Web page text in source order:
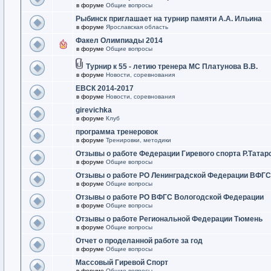
в форуме Общие вопросы
Рыбинск приглашает на турнир памяти А.А. Ильина
в форуме Ярославская область
Факел Олимпиады 2014
в форуме Общие вопросы
Турнир к 55 - летию тренера МС Платунова В.В.
в форуме Новости, соревнования
ЕВСК 2014-2017
в форуме Новости, соревнования
girevichka
в форуме Клуб
программа тренеровок
в форуме Тренировки, методики
Отзывы о работе Федерации Гиревого спорта
в форуме Общие вопросы
Отзывы о работе РО Ленинградской Федерации ВФГС
в форуме Общие вопросы
Отзывы о работе РО ВФГС Вологодской Федерации
в форуме Общие вопросы
Отзывы о работе Региональной Федерации Тюмень
в форуме Общие вопросы
Отчет о проделанной работе за год
в форуме Общие вопросы
Массовый Гиревой Спорт